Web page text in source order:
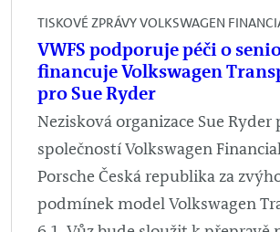
TISKOVÉ ZPRÁVY VOLKSWAGEN
VWFS podporuje péči o
financuje Volkswagen
pro Sue Ryder
Nezisková organizace Sue Ryder
společností Volkswagen
Porsche Česká republika za
podmínek model Volkswagen